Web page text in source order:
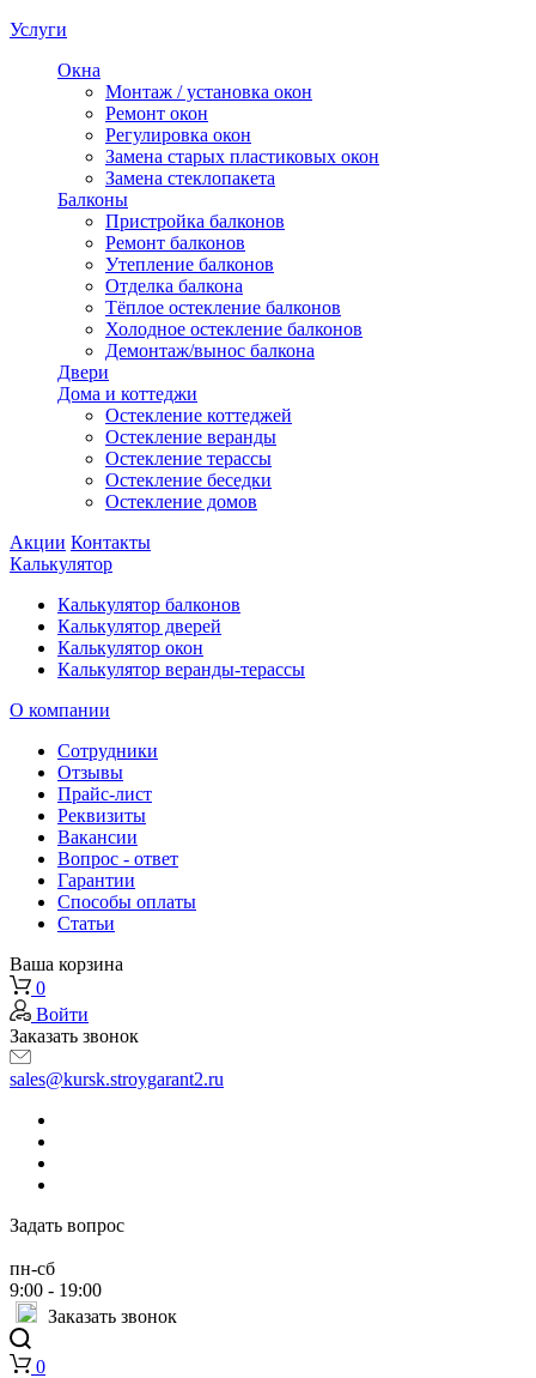
Услуги
Окна
Монтаж / установка окон
Ремонт окон
Регулировка окон
Замена старых пластиковых окон
Замена стеклопакета
Балконы
Пристройка балконов
Ремонт балконов
Утепление балконов
Отделка балкона
Тёплое остекление балконов
Холодное остекление балконов
Демонтаж/вынос балкона
Двери
Дома и коттеджи
Остекление коттеджей
Остекление веранды
Остекление терассы
Остекление беседки
Остекление домов
Акции Контакты
Калькулятор
Калькулятор балконов
Калькулятор дверей
Калькулятор окон
Калькулятор веранды-терассы
О компании
Сотрудники
Отзывы
Прайс-лист
Реквизиты
Вакансии
Вопрос - ответ
Гарантии
Способы оплаты
Статьи
Ваша корзина
0
Войти
Заказать звонок
sales@kursk.stroygarant2.ru
Задать вопрос
пн-сб
9:00 - 19:00
Заказать звонок
0